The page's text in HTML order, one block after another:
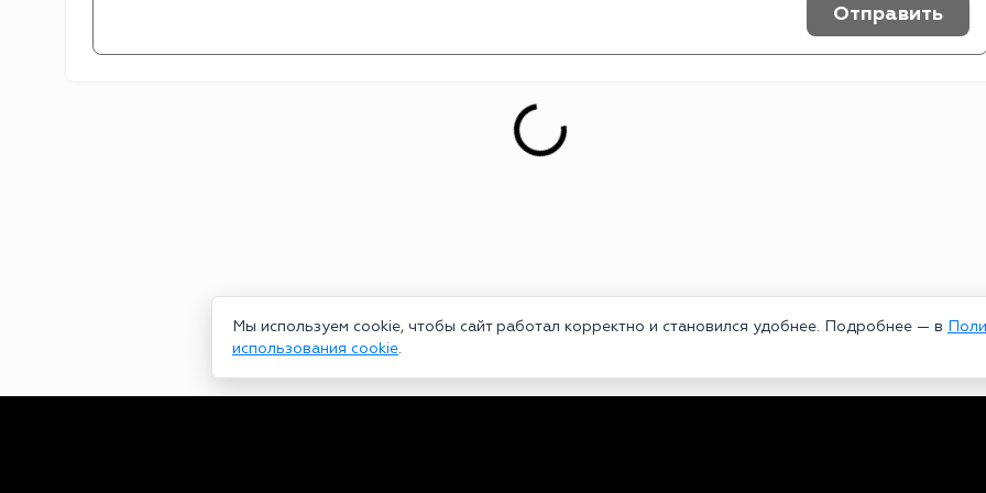
Мы используем cookie, чтобы сайт работал корректно и становился удобнее. Подробнее — в
использования cookie.
Отправить